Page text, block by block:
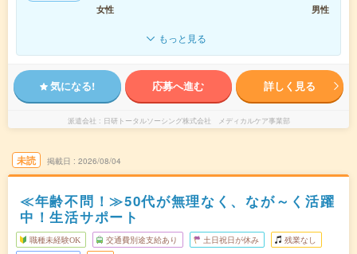
女性
男性
もっと見る
気になる! 応募へ進む 詳しく見る
派遣会社 日研トータルソーシング株式会社 メディカルケア事業部
未読 掲載日 2026/08/04
≪年齢不問！≫50代が無理なく、なが～く活躍
中！生活サポート
職種未経験OK 交通費別途支給あり 土日祝日が休み 残業なし